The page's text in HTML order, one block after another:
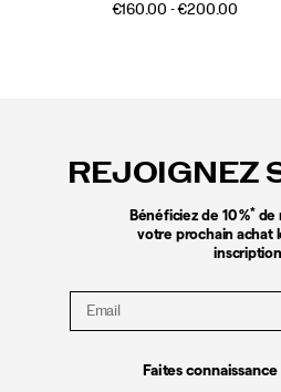
€160.00 - €200.00
REJOIGNEZ
Bénéficiez de 10 %* de
votre prochain achat
inscription
Faites connaissance